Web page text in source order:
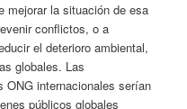
mejorar la situación de esa
conflictos, o a
el deterioro ambiental,
globales. Las
ONG internacionales serían
públicos globales